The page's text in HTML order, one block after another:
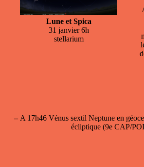
Lune et Spica
31 janvier 6h
stellarium
–A 17h46 Vénus sextil Neptune en
écliptique (9e CAP/